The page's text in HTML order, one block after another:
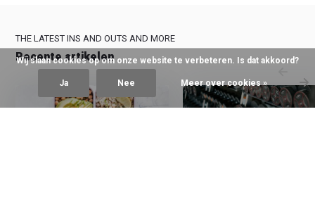
THE LATEST INS AND OUTS AND MORE
Recente artikelen
Wij slaan cookies op om onze website te verbeteren. Is dat akkoord?
Ja Nee Meer over cookies »